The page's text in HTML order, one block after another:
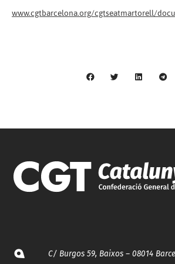
www.cgtbarcelona.org/cgtseatmartorell/
C/ Burgos 59, Baixos – 08014